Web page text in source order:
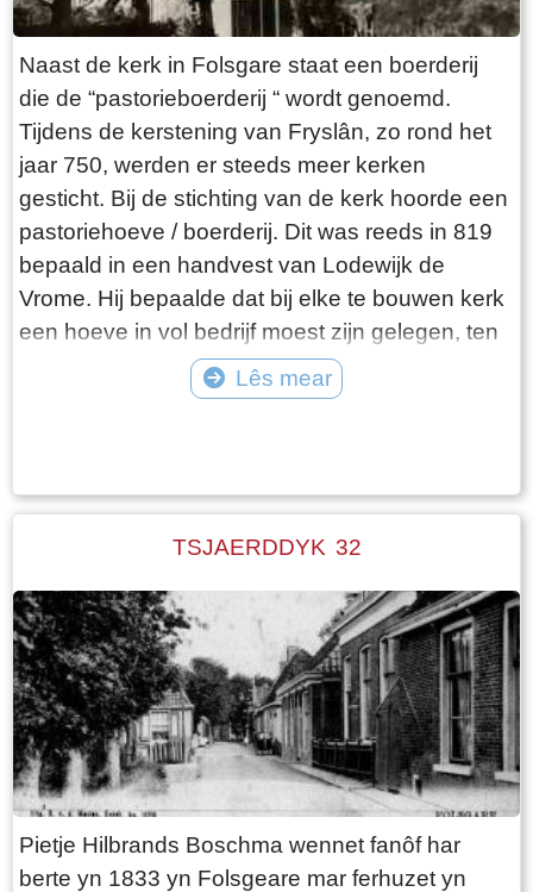
Age Aedes berne wurdt. Nei syn berte geane se
yn 1879 wer werom nei Folsgeare. Aede de
Vries keapet yn 1879 de westlike helte fan it
perseel fan’e eardere slachterij / bakkerij
(kadaster nû 713). Op dit perseel stiet it âlde
bûthús fan’e slachterij en hjiryn begjint hy syn
klusbedriuw. Hy moat lykwols fan’e grûn ôf
begjinne mar kriget û.o.wurk oan’e tsjerke, toer
en de tsjerkehuzen fan’e tsjerkfâden taskikt. Nei
in pear jier giet it goed mei it bedriuw en hy bout
der om 1880/1881 hinne in wenhûs foar
Naast de kerk in Folsgare staat een boerderij
die de “pastorieboerderij “ wordt genoemd.
Tijdens de kerstening van Fryslân, zo rond het
jaar 750, werden er steeds meer kerken
gesticht. Bij de stichting van de kerk hoorde een
pastoriehoeve / boerderij. Dit was reeds in 819
bepaald in een handvest van Lodewijk de
Vrome. Hij bepaalde dat bij elke te bouwen kerk
een hoeve in vol bedrijf moest zijn gelegen, ten
behoeve van het onderhoud van de pastoor.
Het onderhoud van het pastoriegebouw in het
bekostigd. Vaak was de pastoor naast priester
Folsgare ligt de pastorieboerderij naast de
huidige kerk. In 1511 is hij 48 pondemaat groot,
wat duidt op een welgestelde parochie. Het land
dat bij de boerderij hoort, ligt in de Nieuwlander
polder ten noorden van de hoeve en in latere tijd
zal het land in het Marlân ten zuiden van de
Tsjaerddyk er aan toegevoegd worden. In 1511
is het land verdeeld in ‘Grasland, Hoijland en
Saedland’. Het ‘Grasland’ ligt tussen de
Lês mear
TSJAERDDYK 32
Pietje Hilbrands Boschma wennet fanôf har
berte yn 1833 yn Folsgeare mar ferhuzet yn